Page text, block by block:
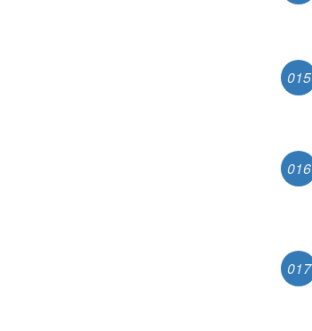
015
016
017